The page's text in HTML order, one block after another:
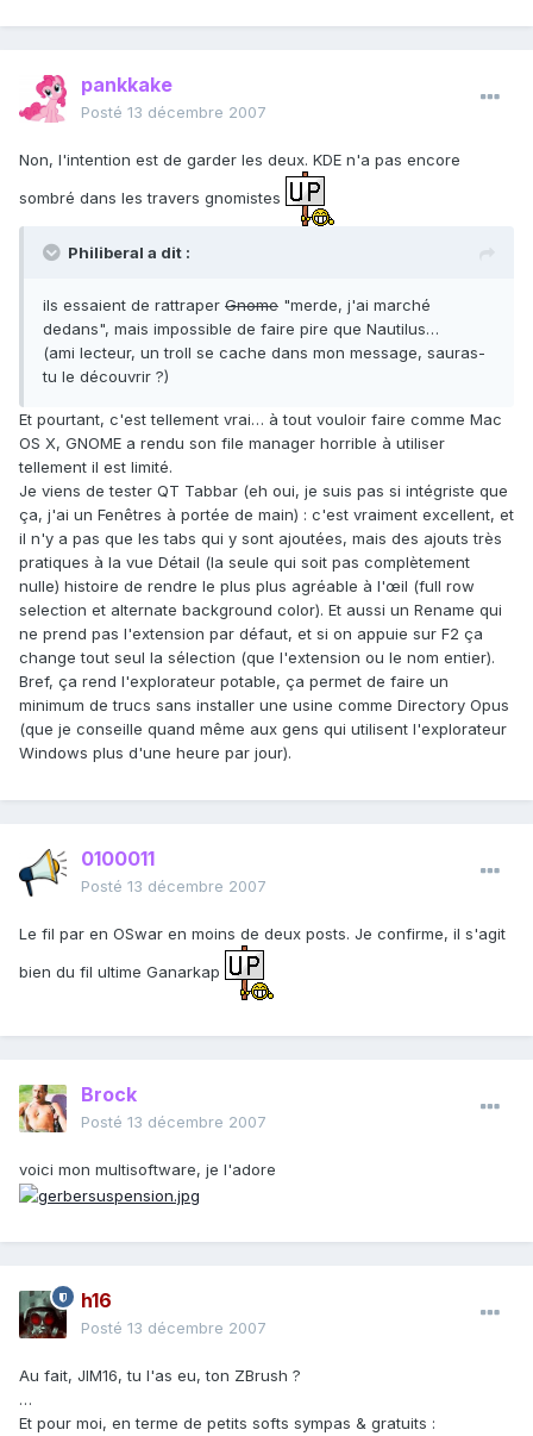
pankkake
Posté 13 décembre 2007
Non, l'intention est de garder les deux. KDE n'a pas encore
sombré dans les travers gnomistes
Philiberal a dit :
ils essaient de rattraper Gnome "merde, j'ai marché
dedans", mais impossible de faire pire que Nautilus…
(ami lecteur, un troll se cache dans mon message, sauras-
tu le découvrir ?)
Et pourtant, c'est tellement vrai… à tout vouloir faire comme Mac
OS X, GNOME a rendu son file manager horrible à utiliser
tellement il est limité.
Je viens de tester QT Tabbar (eh oui, je suis pas si intégriste que
ça, j'ai un Fenêtres à portée de main) : c'est vraiment excellent, et
il n'y a pas que les tabs qui y sont ajoutées, mais des ajouts très
pratiques à la vue Détail (la seule qui soit pas complètement
nulle) histoire de rendre le plus plus agréable à l'œil (full row
selection et alternate background color). Et aussi un Rename qui
ne prend pas l'extension par défaut, et si on appuie sur F2 ça
change tout seul la sélection (que l'extension ou le nom entier).
Bref, ça rend l'explorateur potable, ça permet de faire un
minimum de trucs sans installer une usine comme Directory Opus
(que je conseille quand même aux gens qui utilisent l'explorateur
Windows plus d'une heure par jour).
0100011
Posté 13 décembre 2007
Le fil par en OSwar en moins de deux posts. Je confirme, il s'agit
bien du fil ultime Ganarkap
Brock
Posté 13 décembre 2007
voici mon multisoftware, je l'adore
h16
Posté 13 décembre 2007
Au fait, JIM16, tu l'as eu, ton ZBrush ?
…
Et pour moi, en terme de petits softs sympas & gratuits :